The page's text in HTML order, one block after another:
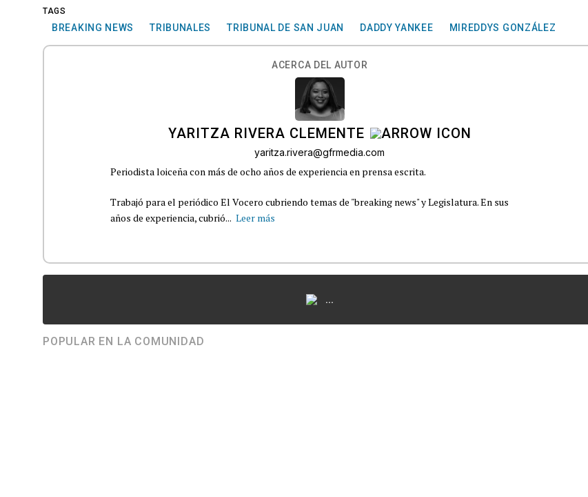
TAGS
BREAKING NEWS TRIBUNALES TRIBUNAL DE SAN JUAN DADDY YANKEE MIREDDYS GONZÁLEZ
ACERCA DEL AUTOR
YARITZA RIVERA CLEMENTE
yaritza.rivera@gfrmedia.com
Periodista loiceña con más de ocho años de experiencia en prensa escrita.
Trabajó para el periódico El Vocero cubriendo temas de "breaking news" y Legislatura. En sus
años de experiencia, cubrió... Leer más
...
POPULAR EN LA COMUNIDAD